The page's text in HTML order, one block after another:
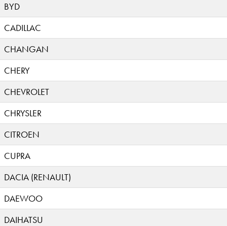
BYD
CADILLAC
CHANGAN
CHERY
CHEVROLET
CHRYSLER
CITROEN
CUPRA
DACIA (RENAULT)
DAEWOO
DAIHATSU